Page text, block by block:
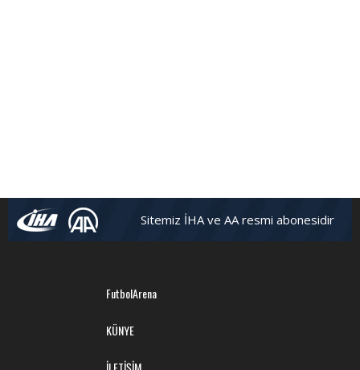
Sitemiz İHA ve AA resmi abonesidir
FutbolArena
KÜNYE